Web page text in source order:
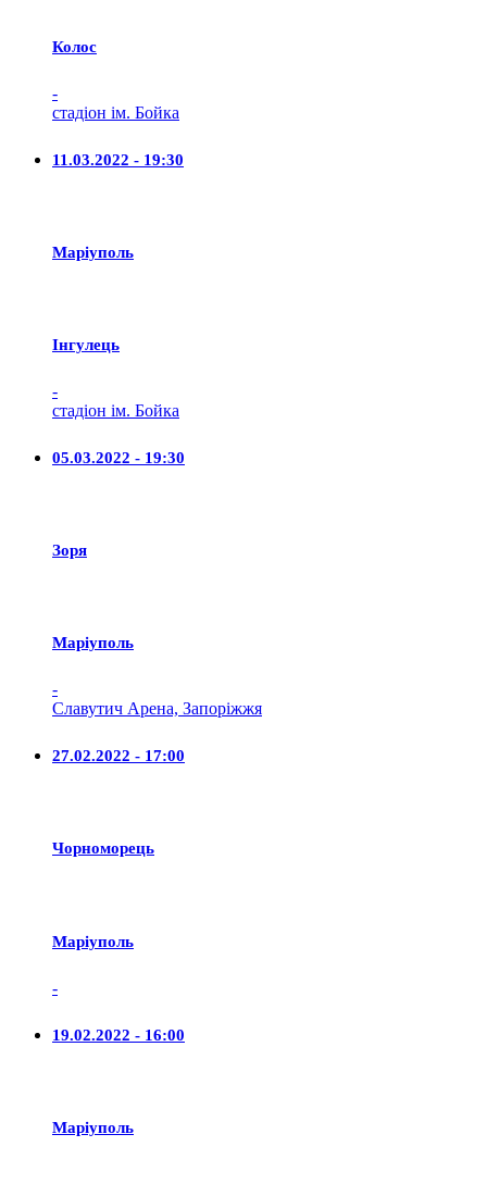
Колос
-
стадіон ім. Бойка
11.03.2022 - 19:30
Маріуполь
Iнгулець
-
стадіон ім. Бойка
05.03.2022 - 19:30
Зоря
Маріуполь
-
Славутич Арена, Запоріжжя
27.02.2022 - 17:00
Чорноморець
Маріуполь
-
19.02.2022 - 16:00
Маріуполь